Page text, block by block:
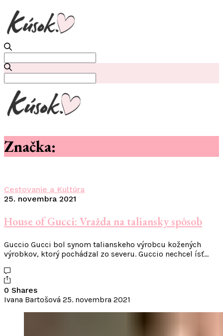
for:
Značka:
Cestovanie a Kultúra
25. novembra 2021
House of Gucci: Vražda na taliansky spôsob
Guccio Gucci bol synom talianskeho výrobcu kožených
výrobkov, ktorý pochádzal zo severu. Guccio nechcel ísť…
0 Shares
Ivana Bartošová 25. novembra 2021